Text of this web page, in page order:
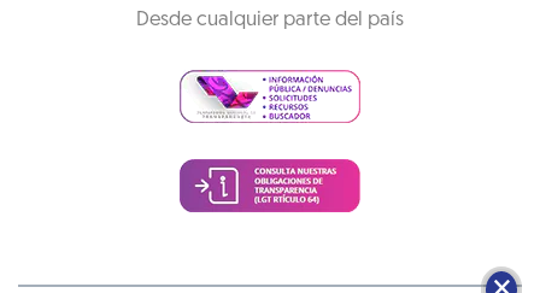
Desde cualquier parte del país
🗙